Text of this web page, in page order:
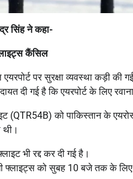
सिंह ने कहा-
कैंसिल
पर सुरक्षा व्यवस्था कड़ी
दी गई है कि एयरपोर्ट के लिए
(QTR54B) को पाकिस्तान के
भी रद्द कर दी गई है।
को सुबह 10 बजे तक के लिए